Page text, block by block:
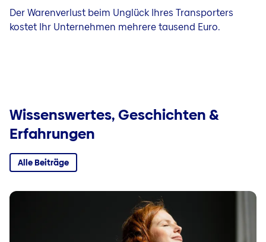
Der Warenverlust beim Unglück Ihres Transporters
kostet Ihr Unternehmen mehrere tausend Euro.
Wissenswertes, Geschichten &
Erfahrungen
Alle Beiträge